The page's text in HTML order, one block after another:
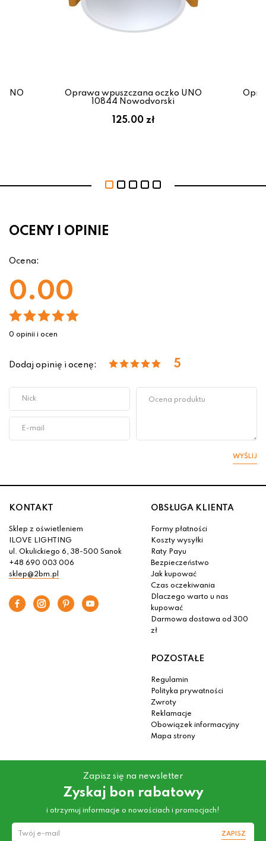
UNO
Oprawa wpuszczana oczko UNO
10844 Nowodvorski
125.00 zł
OCENY I OPINIE
Ocena:
0.00
0 opinii i ocen
Dodaj opinię i ocenę: 5
WYŚLIJ
KONTAKT
Sklep z oświetleniem
ILOVE LIGHTING
ul. Okulickiego 6, 38-500 Sanok
+48 690 003 006
sklep@2bm.pl
OBSŁUGA KLIENTA
Formy płatności
Koszty wysyłki
Raty Payu
Bezpieczeństwo
Jak kupować
Czas oczekiwania
Dlaczego warto u nas
kupować
Darmowa dostawa od 300
zł
POZOSTAŁE
Regulamin
Polityka prywatności
Zwroty
Reklamacje
Obowiązek informacyjny
Mapa strony
Zapisz się na newsletter
Zyskaj bon rabatowy
i otrzymuj informacje o nowościach i promocjach!
ZAPISZ